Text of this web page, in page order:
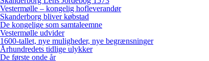
Vestermølle – kongelig hofleverandør
Skanderborg bliver købstad
De kongelige som samtaleemne
Vestermølle udvider
1600-tallet, nye muligheder, nye begrænsninger
Århundredets tidlige ulykker
De første onde år